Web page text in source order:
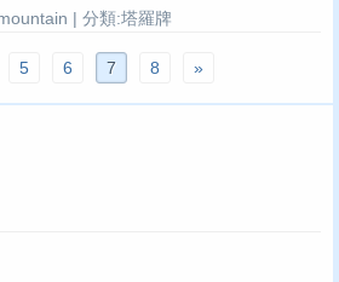
| 分類:塔羅牌
5 6 7 8 »